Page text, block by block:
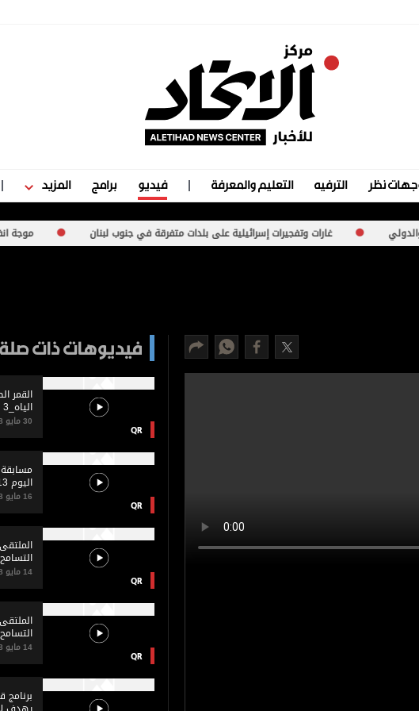
نظر الترفيه التعليم والمعرفة فيديو برامج المزيد
غارات وتفجيرات إسرائيلية على بلدات متفرقة في جنوب لبنان موجة انفلات أمني
فيديوهات ذات صلة
QR
القمر
الياه_3 ينجح في مهمته
30 مايو 2018
QR
اليوم 13 )
16 مايو 2018
QR
14 مايو 2018
QR
التسامح
14 مايو 2018
برنامج